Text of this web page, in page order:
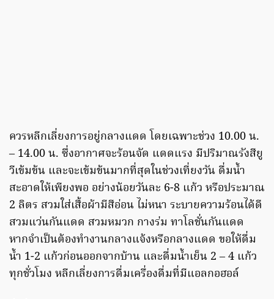
ควรหลีกเลี่ยงการอยู่กลางแดด โดยเฉพาะช่วง 10.00 น.
– 14.00 น. ซึ่งอากาศจะร้อนจัด แดดแรง มีปริมาณรังสียู
วีเข้มข้น และจะเข้มข้นมากที่สุดในช่วงเที่ยงวัน ดื่มน้ำ
สะอาดให้เพียงพอ อย่างน้อยวันละ 6-8 แก้ว หรือประมาณ
2 ลิตร สวมใส่เสื้อผ้ามีสีอ่อน ไม่หนา ระบายความร้อนได้ดี
สวมแว่นกันแดด สวมหมวก กางร่ม ทาโลชั่นกันแดด
หากจำเป็นต้องทำงานกลางแจ้งหรือกลางแดด ขอให้ดื่ม
น้ำ 1-2 แก้วก่อนออกจากบ้าน และดื่มน้ำเย็น 2 – 4 แก้ว
ทุกชั่วโมง หลีกเลี่ยงการดื่มเครื่องดื่มที่มีแอลกอฮอล์